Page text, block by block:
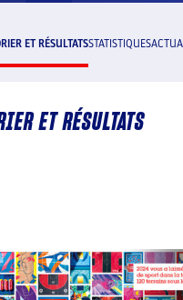
ET RÉSULTATSSTATISTIQUES
ET RÉSULTATS